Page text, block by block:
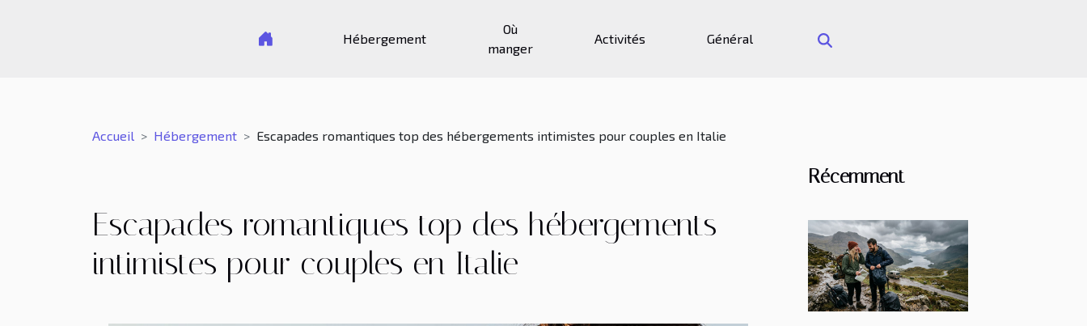
Hébergement
Où
manger
Activités Général
Accueil Hébergement Escapades romantiques top des hébergements intimistes pour couples en Italie
Escapades romantiques top des hébergements
intimistes pour couples en Italie
Récemment